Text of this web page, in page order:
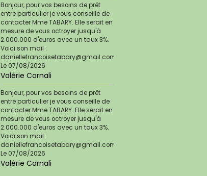
Bonjour, pour vos besoins de prêt
entre particulier je vous conseille de
contacter Mme TABARY. Elle serait en
mesure de vous octroyer jusqu'à
2.000.000 d'euros avec un taux 3%.
Voici son mail :
daniellefrancoisetabary@gmail.com
Le 07/08/2026
Valérie Cornali
Bonjour, pour vos besoins de prêt
entre particulier je vous conseille de
contacter Mme TABARY. Elle serait en
mesure de vous octroyer jusqu'à
2.000.000 d'euros avec un taux 3%.
Voici son mail :
daniellefrancoisetabary@gmail.com
Le 07/08/2026
Valérie Cornali